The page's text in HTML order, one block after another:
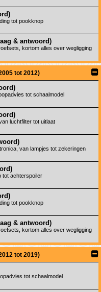
tot pookknop
& antwoord)
kortom alles over wegligging
tot 2012)
tot schaalmodel
luchtfilter tot uitlaat
van lampjes tot zekeringen
tot achterspoiler
tot pookknop
& antwoord)
kortom alles over wegligging
tot 2019)
tot schaalmodel